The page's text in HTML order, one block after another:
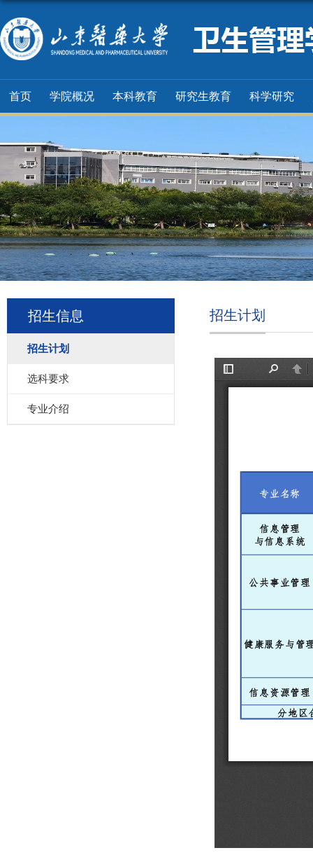
首页 学院概况 本科教育 研究生教育 科学研究
招生信息
招生计划
选科要求
专业介绍
招生计划